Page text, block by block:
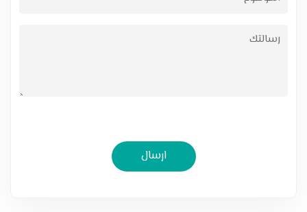
ارسال